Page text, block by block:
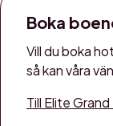
Boka
Vill du boka
så kan våra
Till Elite